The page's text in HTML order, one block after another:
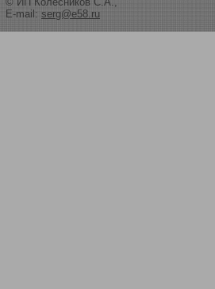
E-mail: serg@e58.ru